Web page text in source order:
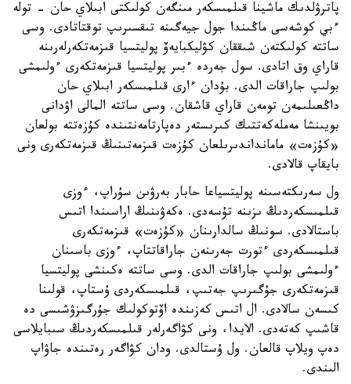
پاترۋلدىك ماشينا قىلمىسكەر مىنگەن كولىكتى ابىلاي حان - تولە
ءبي كوشەسى ماڭىندا جول جيەگىنە تىقسىرىپ توقتاتادى. وسى
ساتتە كولىكتەن شىققان كۋليكبايەۆ پوليتسيا قىزمەتكەرلەرىنە
قاراي وق اتادى. سول جەردە ءبىر پوليتسيا قىزمەتكەرى ءولىمشى
بولىپ جاراقات الدى. بۇدان ءارى قىلمىسكەر ابىلاي حان
داڭعىلىمەن تومەن قاراي قاشقان. وسى ساتتە المالى اۋدانى
بويىنشا مەملەكەتتىك كىرىستەر دەپارتامەنتىندە كۇزەتتە بولعان
«كۇزەت» مامانداندىرىلعان كۇزەت قىزمەتىنىڭ قىزمەتكەرى ونى
بايقاپ قالادى.
ول سەرىكتەسىنە پوليتسياعا حابار بەرۋىن سۇراپ، ءوزى
قىلمىسكەردىڭ ىزىنە تۇسەدى. ەكەۋىنىڭ اراسىندا اتىس
باستالادى. سونىڭ سالدارىنان «كۇزەت» قىزمەتكەرى
قىلمىسكەردى ءتورت جەرىنەن جاراقاتتاپ، ءوزى باسىنان
ءولىمشى بولىپ جاراقات الدى. وسى ساتتە ەكىنشى پوليتسيا
قىزمەتكەرى جۇگىرىپ جەتىپ، قىلمىسكەردى ۇستاپ، قولىنا
كىسەن سالادى. ال اتىس كەزىندە اۆتوكولىك جۇرگىزۋشىسى دە
قاشىپ كەتەدى. الايدا، ونى كۋاگەرلەر قىلمىسكەردىڭ سىبايلاسى
دەپ ويلاپ قالعان. ول ۇستالدى. ودان كۋاگەر رەتىندە جاۋاپ
الىندى.